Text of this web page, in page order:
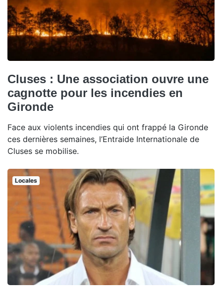
Cluses : Une association ouvre une
cagnotte pour les incendies en
Gironde
Face aux violents incendies qui ont frappé la Gironde
ces dernières semaines, l’Entraide Internationale de
Cluses se mobilise.
Locales